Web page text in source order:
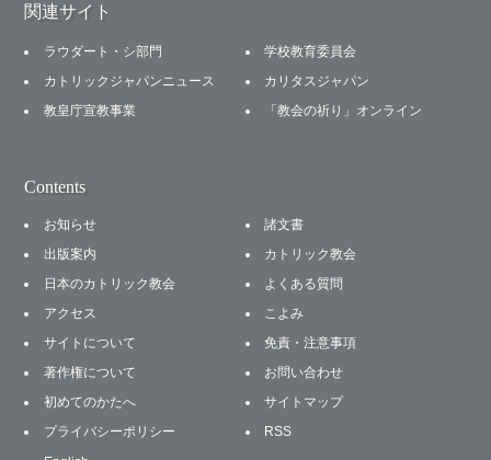
関連サイト
ラウダート・シ部門
学校教育委員会
カトリックジャパンニュース
カリタスジャパン
教皇庁宣教事業
「教会の祈り」オンライン
Contents
お知らせ
諸文書
出版案内
カトリック教会
日本のカトリック教会
よくある質問
アクセス
こよみ
サイトについて
免責・注意事項
著作権について
お問い合わせ
初めてのかたへ
サイトマップ
プライバシーポリシー
RSS